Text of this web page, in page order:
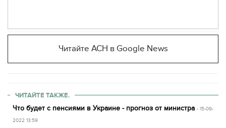
Читайте АСН в Google News
ЧИТАЙТЕ ТАКЖЕ.
Что будет с пенсиями в Украине - прогноз от министра - 15-09-
2022 13:59